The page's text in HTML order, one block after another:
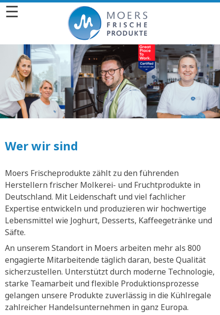
☰
Wer wir sind
Moers Frischeprodukte zählt zu den führenden
Herstellern frischer Molkerei- und Fruchtprodukte in
Deutschland. Mit Leidenschaft und viel fachlicher
Expertise entwickeln und produzieren wir hochwertige
Lebensmittel wie Joghurt, Desserts, Kaffeegetränke und
Säfte.
An unserem Standort in Moers arbeiten mehr als 800
engagierte Mitarbeitende täglich daran, beste Qualität
sicherzustellen. Unterstützt durch moderne Technologie,
starke Teamarbeit und flexible Produktionsprozesse
gelangen unsere Produkte zuverlässig in die Kühlregale
zahlreicher Handelsunternehmen in ganz Europa.